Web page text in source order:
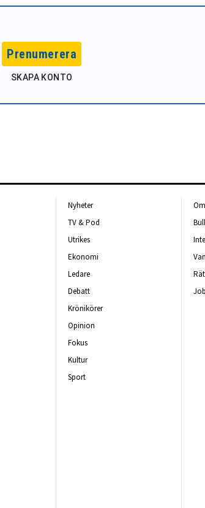
Prenumerera
SKAPA KONTO
Nyheter
TV & Pod
Utrikes
Ekonomi
Ledare
Debatt
Krönikörer
Opinion
Fokus
Kultur
Sport